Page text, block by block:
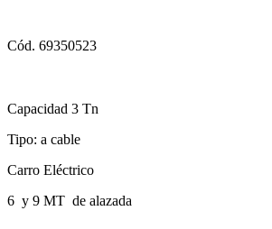
Cód. 69350523
Capacidad 3 Tn
Tipo: a cable
Carro Eléctrico
6 y 9 MT de alazada